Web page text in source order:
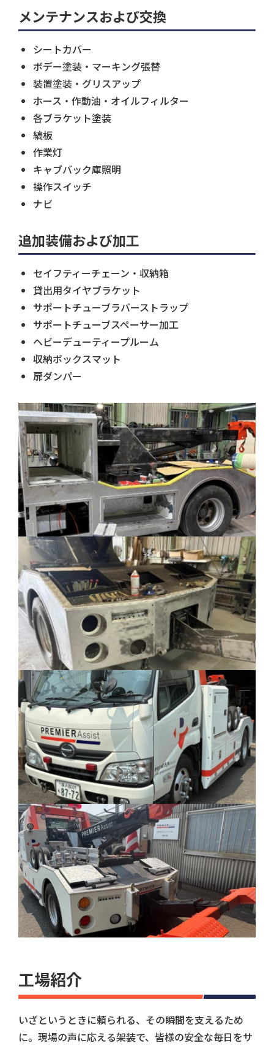
メンテナンスおよび交換
シートカバー
ボデー塗装・マーキング張替
装置塗装・グリスアップ
ホース・作動油・オイルフィルター
各ブラケット塗装
縞板
作業灯
キャブバック庫照明
操作スイッチ
ナビ
追加装備および加工
セイフティーチェーン・収納箱
貸出用タイヤブラケット
サポートチューブラバーストラップ
サポートチューブスペーサー加工
ヘビーデューティープルーム
収納ボックスマット
扉ダンパー
工場紹介
いざというときに頼られる、その瞬間を支えるため
に。現場の声に応える架装で、皆様の安全な毎日をサ